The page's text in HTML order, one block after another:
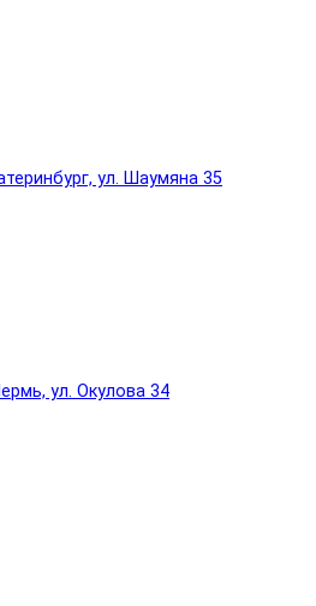
ул. Шаумяна 35
ул. Окулова 34